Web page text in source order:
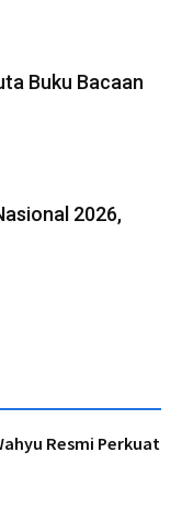
Buku Bacaan
2026,
Resmi Perkuat